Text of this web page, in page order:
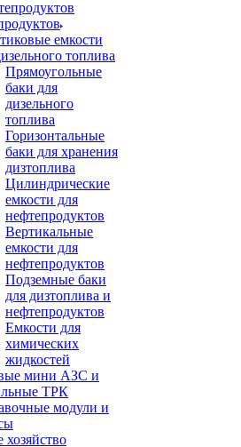
емкости
топлива
Прямоугольные
баки для
дизельного
топлива
Горизонтальные
баки для хранения
дизтоплива
Цилиндрические
емкости для
нефтепродуктов
Вертикальные
емкости для
нефтепродуктов
Подземные баки
для дизтоплива и
нефтепродуктов
Емкости для
химических
жидкостей
мини АЗС и
ТРК
модули и